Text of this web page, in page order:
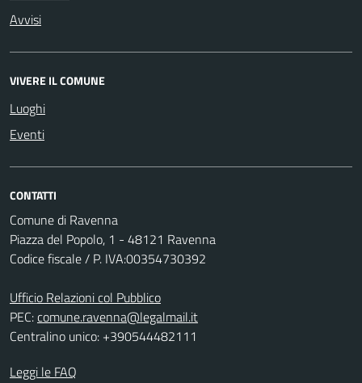
Avvisi
VIVERE IL COMUNE
Luoghi
Eventi
CONTATTI
Comune di Ravenna
Piazza del Popolo, 1 - 48121 Ravenna
Codice fiscale / P. IVA:00354730392
Ufficio Relazioni col Pubblico
PEC:comune.ravenna@legalmail.it
Centralino unico: +390544482111
Leggi le FAQ